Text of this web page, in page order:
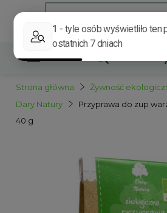
Strona główna Żywność
Dary Natury
Przyprawa do zup
40 g